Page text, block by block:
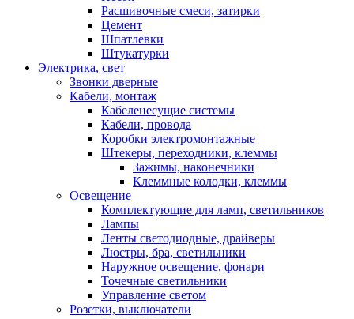
Расшивочные смеси, затирки
Цемент
Шпатлевки
Штукатурки
Электрика, свет
Звонки дверные
Кабели, монтаж
Кабеленесущие системы
Кабели, провода
Коробки электромонтажные
Штекеры, переходники, клеммы
Зажимы, наконечники
Клеммные колодки, клеммы
Освещение
Комплектующие для ламп, светильников
Лампы
Ленты светодиодные, драйверы
Люстры, бра, светильники
Наружное освещение, фонари
Точечные светильники
Управление светом
Розетки, выключатели